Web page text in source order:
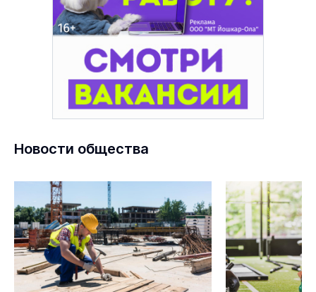
Новости общества